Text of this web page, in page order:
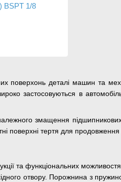
поверхонь деталі машин та
застосовуються в
змащення підшипникових
поверхні тертя для продовження
та функціональних
отвору. Порожнина з
BSPT 1/8